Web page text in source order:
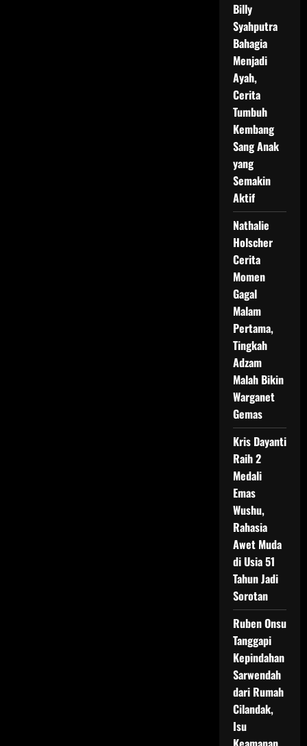
Billy
Syahputra
Bahagia
Menjadi
Ayah,
Cerita
Tumbuh
Kembang
Sang Anak
yang
Semakin
Aktif
Nathalie
Holscher
Cerita
Momen
Gagal
Malam
Pertama,
Tingkah
Adzam
Malah Bikin
Warganet
Gemas
Kris Dayanti
Raih 2
Medali
Emas
Wushu,
Rahasia
Awet Muda
di Usia 51
Tahun Jadi
Sorotan
Ruben Onsu
Tanggapi
Kepindahan
Sarwendah
dari Rumah
Cilandak,
Isu